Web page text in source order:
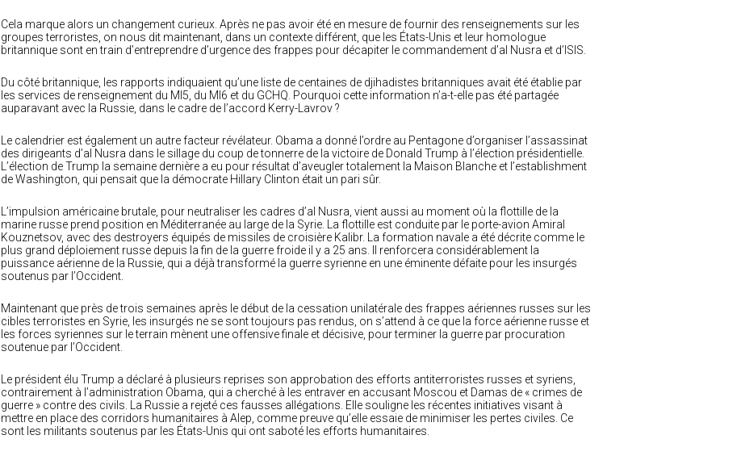
Cela marque alors un changement curieux. Après ne pas avoir été en mesure de fournir des renseignements sur les
groupes terroristes, on nous dit maintenant, dans un contexte différent, que les États-Unis et leur homologue
britannique sont en train d’entreprendre d’urgence des frappes pour décapiter le commandement d’al Nusra et d’ISIS.
Du côté britannique, les rapports indiquaient qu’une liste de centaines de djihadistes britanniques avait été établie par
les services de renseignement du MI5, du MI6 et du GCHQ. Pourquoi cette information n’a-t-elle pas été partagée
auparavant avec la Russie, dans le cadre de l’accord Kerry-Lavrov ?
Le calendrier est également un autre facteur révélateur. Obama a donné l’ordre au Pentagone d’organiser l’assassinat
des dirigeants d’al Nusra dans le sillage du coup de tonnerre de la victoire de Donald Trump à l’élection présidentielle.
L’élection de Trump la semaine dernière a eu pour résultat d’aveugler totalement la Maison Blanche et l’establishment
de Washington, qui pensait que la démocrate Hillary Clinton était un pari sûr.
L’impulsion américaine brutale, pour neutraliser les cadres d’al Nusra, vient aussi au moment où la flottille de la
marine russe prend position en Méditerranée au large de la Syrie. La flottille est conduite par le porte-avion Amiral
Kouznetsov, avec des destroyers équipés de missiles de croisière Kalibr. La formation navale a été décrite comme le
plus grand déploiement russe depuis la fin de la guerre froide il y a 25 ans. Il renforcera considérablement la
puissance aérienne de la Russie, qui a déjà transformé la guerre syrienne en une éminente défaite pour les insurgés
soutenus par l’Occident.
Maintenant que près de trois semaines après le début de la cessation unilatérale des frappes aériennes russes sur les
cibles terroristes en Syrie, les insurgés ne se sont toujours pas rendus, on s’attend à ce que la force aérienne russe et
les forces syriennes sur le terrain mènent une offensive finale et décisive, pour terminer la guerre par procuration
soutenue par l’Occident.
Le président élu Trump a déclaré à plusieurs reprises son approbation des efforts antiterroristes russes et syriens,
contrairement à l’administration Obama, qui a cherché à les entraver en accusant Moscou et Damas de « crimes de
guerre » contre des civils. La Russie a rejeté ces fausses allégations. Elle souligne les récentes initiatives visant à
mettre en place des corridors humanitaires à Alep, comme preuve qu’elle essaie de minimiser les pertes civiles. Ce
sont les militants soutenus par les États-Unis qui ont saboté les efforts humanitaires.